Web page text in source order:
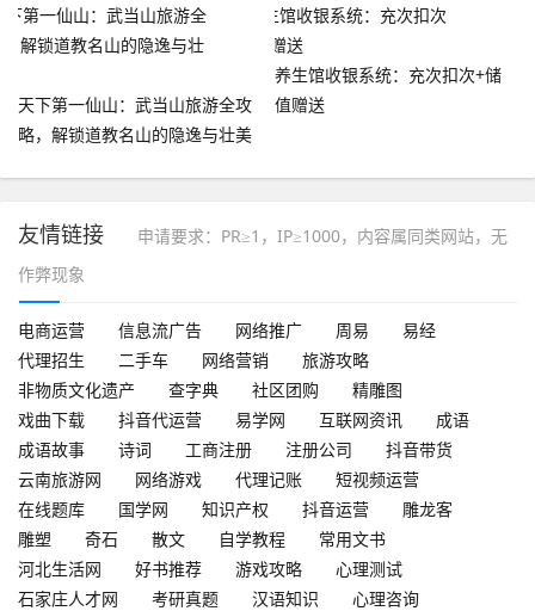
天下第一仙山：武当山旅游全攻
略，解锁道教名山的隐逸与壮美
养生馆收银系统：充次扣次+储
值赠送
友情链接
申请要求：PR≥1，IP≥1000，内容属同类网站，无
作弊现象
电商运营 信息流广告 网络推广 周易
易经
代理招生
二手车 网络营销
旅游攻略
非物质文化遗产
查字典 社区团购
精雕图
戏曲下载
抖音代运营 易学网 互联网资讯
成语
成语故事
诗词 工商注册 注册公司
抖音带货
云南旅游网
网络游戏 代理记账
短视频运营
在线题库
国学网 知识产权 抖音运营
雕龙客
雕塑
奇石 散文 自学教程
常用文书
河北生活网
好书推荐 游戏攻略
心理测试
石家庄人才网
考研真题 汉语知识
心理咨询